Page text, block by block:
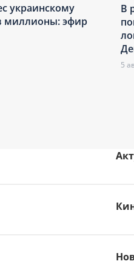
украинскому
миллионы: эфир
В
5